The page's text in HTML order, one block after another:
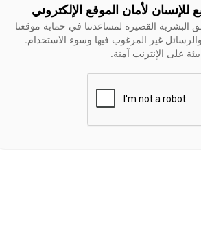
لأمان الموقع الإلكتروني
البشرية القصيرة لمساعدتنا في حماية موقعنا
غير المرغوب فيها وسوء الاستخدام.
على الإنترنت آمنة.